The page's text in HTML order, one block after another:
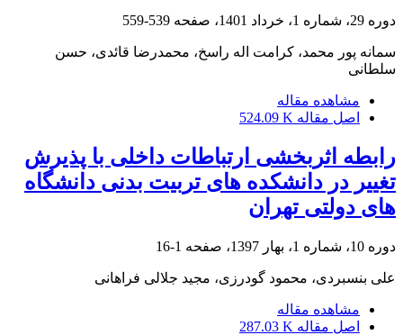
دوره 29، شماره 1، خرداد 1401، صفحه 539-559
سمانه پور محمد، کرامت اله راسخ، محمدرضا قائدی، حسن
سلطانی
مشاهده مقاله
اصل مقاله 524.09 K
رابطه اثربخشی ارتباطات داخلی با پذیرش
تغییر در دانشکده های تربیت بدنی دانشگاه
های دولتی تهران
دوره 10، شماره 1، بهار 1397، صفحه 1-16
علی بنسبردی، محمود گودرزی، مجید جلالی فراهانی
مشاهده مقاله
اصل مقاله 287.03 K